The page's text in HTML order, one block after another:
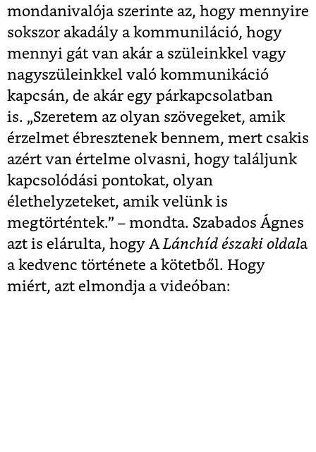
mondanivalója szerinte az, hogy mennyire
sokszor akadály a kommuniláció, hogy
mennyi gát van akár a szüleinkkel vagy
nagyszüleinkkel való kommunikáció
kapcsán, de akár egy párkapcsolatban
is. „Szeretem az olyan szövegeket, amik
érzelmet ébresztenek bennem, mert csakis
azért van értelme olvasni, hogy találjunk
kapcsolódási pontokat, olyan
élethelyzeteket, amik velünk is
megtörténtek.” – mondta. Szabados Ágnes
azt is elárulta, hogy A Lánchíd északi oldala
a kedvenc története a kötetből. Hogy
miért, azt elmondja a videóban: